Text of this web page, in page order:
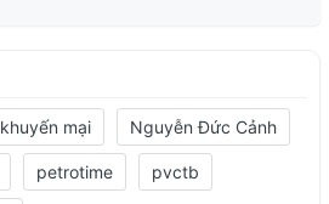
khuyến mại Nguyễn Đức Cảnh
petrotime pvctb